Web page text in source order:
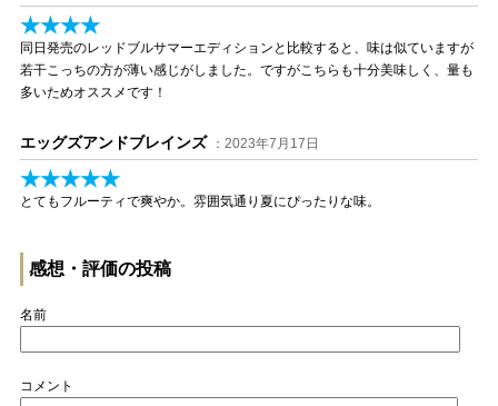
★★★★
同日発売のレッドブルサマーエディションと比較すると、味は似ていますが
若干こっちの方が薄い感じがしました。ですがこちらも十分美味しく、量も
多いためオススメです！
エッグズアンドブレインズ ：2023年7月17日
★★★★★
とてもフルーティで爽やか。雰囲気通り夏にぴったりな味。
感想・評価の投稿
名前
コメント